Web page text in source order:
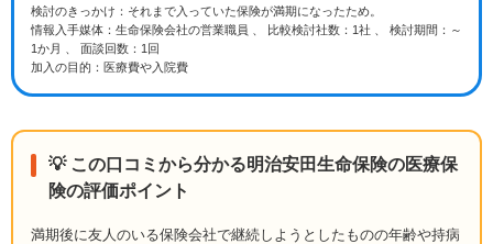
検討のきっかけ：それまで入っていた保険が満期になったため。
情報入手媒体：生命保険会社の営業職員 、 比較検討社数：1社 、 検討期間：～
1か月 、 面談回数：1回
加入の目的：医療費や入院費
💡 この口コミから分かる明治安田生命保険の医療保
険の評価ポイント
満期後に友人のいる保険会社で継続しようとしたものの年齢や持病